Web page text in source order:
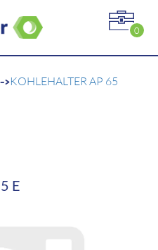
0
->KOHLEHALTER AP 65
E